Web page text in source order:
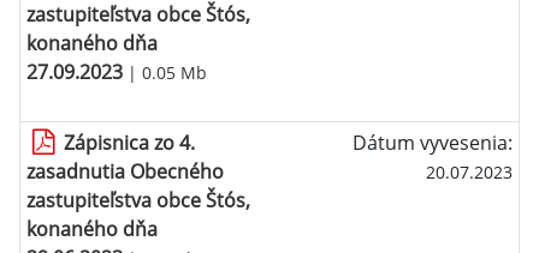
zastupiteľstva obce Štós,
konaného dňa
27.09.2023 | 0.05 Mb
Zápisnica zo 4.
zasadnutia Obecného
zastupiteľstva obce Štós,
konaného dňa
Dátum vyvesenia:
20.07.2023